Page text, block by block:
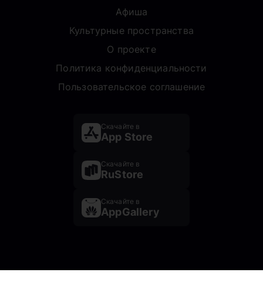
Афиша
Культурные пространства
О проекте
Политика конфиденциальности
Пользовательское соглашение
Скачайте в
App Store
Скачайте в
RuStore
Скачайте в
AppGallery